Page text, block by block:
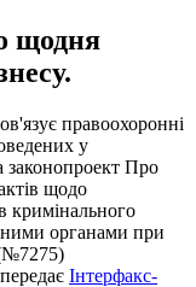
щодня
правоохоронні
у
законопроект Про
щодо
кримінального
органами при
(№7275)
Інтерфакс-